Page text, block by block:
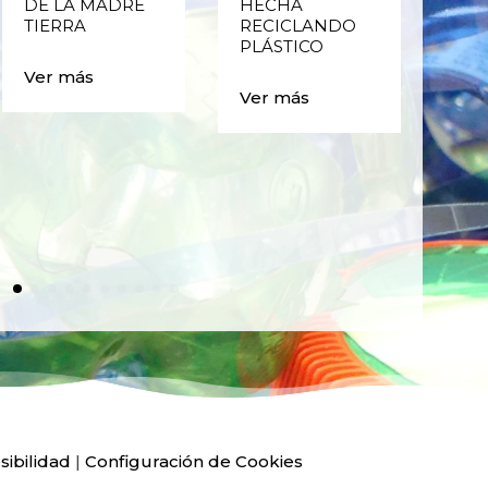
DE LA MADRE
TIERRA
Ver más
HECHA
RECICLANDO
PLÁSTICO
Ver más
| Configuración de Cookies